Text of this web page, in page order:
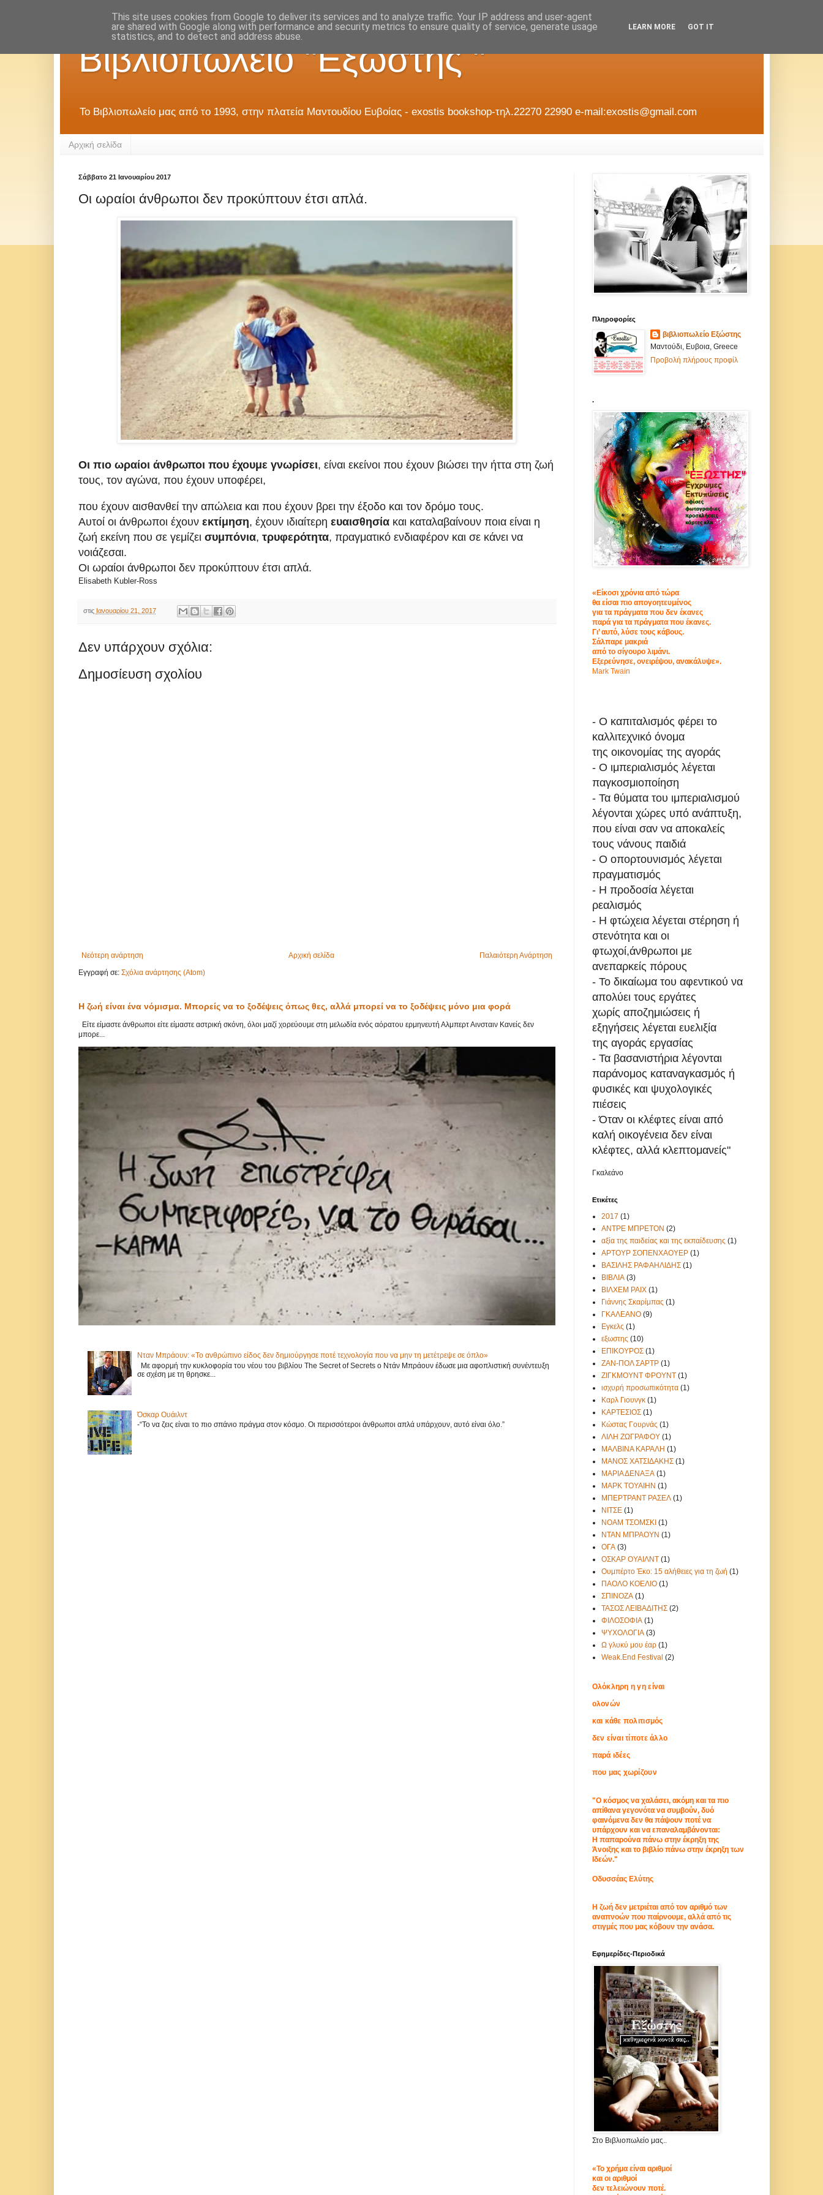
Βιβλιοπωλείο "Εξώστης "
Το Βιβλιοπωλείο μας από το 1993, στην πλατεία Μαντουδίου Ευβοίας - exostis bookshop-τηλ.22270 22990 e-mail:exostis@gmail.com
Αρχική σελίδα
Σάββατο 21 Ιανουαρίου 2017
Οι ωραίοι άνθρωποι δεν προκύπτουν έτσι απλά.
Οι πιο ωραίοι άνθρωποι που έχουμε γνωρίσει, είναι εκείνοι που έχουν βιώσει την ήττα στη ζωή
τους, τον αγώνα, που έχουν υποφέρει,
που έχουν αισθανθεί την απώλεια και που έχουν βρει την έξοδο και τον δρόμο τους.
Αυτοί οι άνθρωποι έχουν εκτίμηση, έχουν ιδιαίτερη ευαισθησίακαι καταλαβαίνουν ποια είναι η
ζωή εκείνη που σε γεμίζει συμπόνια, τρυφερότητα, πραγματικό ενδιαφέρον και σε κάνει να
νοιάζεσαι.
Οι ωραίοι άνθρωποι δεν προκύπτουν έτσι απλά.
Elisabeth Kubler-Ross
στις Ιανουαρίου 21, 2017
Δεν υπάρχουν σχόλια:
Δημοσίευση σχολίου
Νεότερη ανάρτηση Παλαιότερη Ανάρτηση
Αρχική σελίδα
Εγγραφή σε: Σχόλια ανάρτησης (Atom)
Η ζωή είναι ένα νόμισμα. Μπορείς να το ξοδέψεις όπως θες, αλλά μπορεί να το ξοδέψεις μόνο μια φορά
Είτε είμαστε άνθρωποι είτε είμαστε αστρική σκόνη, όλοι μαζί χορεύουμε στη μελωδία ενός αόρατου ερμηνευτή Αλμπερτ Αινσταιν Κανείς δεν
μπορε...
Νταν Μπράουν: «Το ανθρώπινο είδος δεν δημιούργησε ποτέ τεχνολογία που να μην τη μετέτρεψε σε όπλο»
Με αφορμή την κυκλοφορία του νέου του βιβλίου The Secret of Secrets ο Ντάν Μπράουν έδωσε μια αφοπλιστική συνέντευξη
σε σχέση με τη θρησκε...
Όσκαρ Ουάιλντ
-“Το να ζεις είναι το πιο σπάνιο πράγμα στον κόσμο. Οι περισσότεροι άνθρωποι απλά υπάρχουν, αυτό είναι όλο.”
Πληροφορίες
βιβλιοπωλείο Εξώστης
Μαντούδι, Ευβοια, Greece
Προβολή πλήρους προφίλ
.
«Είκοσι χρόνια από τώρα
θα είσαι πιο απογοητευμένος
για τα πράγματα που δεν έκανες
παρά για τα πράγματα που έκανες.
Γι’ αυτό, λύσε τους κάβους.
Σάλπαρε μακριά
από το σίγουρο λιμάνι.
Εξερεύνησε, ονειρέψου, ανακάλυψε».
Mark Twain
- Ο καπιταλισμός φέρει το
καλλιτεχνικό όνομα
της οικονομίας της αγοράς
- Ο ιμπεριαλισμός λέγεται
παγκοσμιοποίηση
- Τα θύματα του ιμπεριαλισμού
λέγονται χώρες υπό ανάπτυξη,
που είναι σαν να αποκαλείς
τους νάνους παιδιά
- Ο οπορτουνισμός λέγεται
πραγματισμός
- Η προδοσία λέγεται
ρεαλισμός
- Η φτώχεια λέγεται στέρηση ή
στενότητα και οι
φτωχοί,άνθρωποι με
ανεπαρκείς πόρους
- Το δικαίωμα του αφεντικού να
απολύει τους εργάτες
χωρίς αποζημιώσεις ή
εξηγήσεις λέγεται ευελιξία
της αγοράς εργασίας
- Τα βασανιστήρια λέγονται
παράνομος καταναγκασμός ή
φυσικές και ψυχολογικές
πιέσεις
- Όταν οι κλέφτες είναι από
καλή οικογένεια δεν είναι
κλέφτες, αλλά κλεπτομανείς"
Γκαλεάνο
Ετικέτες
2017 (1)
ΑΝΤΡΕ ΜΠΡΕΤΟΝ (2)
αξία της παιδείας και της εκπαίδευσης (1)
ΑΡΤΟΥΡ ΣΟΠΕΝΧΑΟΥΕΡ (1)
ΒΑΣΙΛΗΣ ΡΑΦΑΗΛΙΔΗΣ (1)
ΒΙΒΛΙΑ (3)
ΒΙΛΧΕΜ ΡΑΙΧ (1)
Γιάννης Σκαρίμπας (1)
ΓΚΑΛΕΑΝΟ (9)
Εγκελς (1)
εξωστης (10)
ΕΠΙΚΟΥΡΟΣ (1)
ΖΑΝ-ΠΟΛ ΣΑΡΤΡ (1)
ΖΙΓΚΜΟΥΝΤ ΦΡΟΥΝΤ (1)
ισχυρή προσωπικότητα (1)
Καρλ Γιουνγκ (1)
ΚΑΡΤΕΣΙΟΣ (1)
Κώστας Γουρνάς (1)
ΛΙΛΗ ΖΩΓΡΑΦΟΥ (1)
ΜΑΛΒΙΝΑ ΚΑΡΑΛΗ (1)
ΜΑΝΟΣ ΧΑΤΣΙΔΑΚΗΣ (1)
ΜΑΡΙΑ ΔΕΝΑΞΑ (1)
ΜΑΡΚ ΤΟΥΑΙΗΝ (1)
ΜΠΕΡΤΡΑΝΤ ΡΑΣΕΛ (1)
ΝΙΤΣΕ (1)
ΝΟΑΜ ΤΣΟΜΣΚΙ (1)
ΝΤΑΝ ΜΠΡΑΟΥΝ (1)
ΟΓΑ (3)
ΟΣΚΑΡ ΟΥΑΙΛΝΤ (1)
Ουμπέρτο Έκο: 15 αλήθειες για τη ζωή (1)
ΠΑΟΛΟ ΚΟΕΛΙΟ (1)
ΣΠΙΝΟΖΑ (1)
ΤΑΣΟΣ ΛΕΙΒΑΔΙΤΗΣ (2)
ΦΙΛΟΣΟΦΙΑ (1)
ΨΥΧΟΛΟΓΙΑ (3)
Ω γλυκύ μου έαρ (1)
Weak.End Festival (2)
Ολόκληρη η γη είναι
ολονών
και κάθε πολιτισμός
δεν είναι τίποτε άλλο
παρά ιδέες
που μας χωρίζουν
"Ο κόσμος να χαλάσει, ακόμη και τα πιο
απίθανα γεγονότα να συμβούν, δυό
φαινόμενα δεν θα πάψουν ποτέ να
υπάρχουν και να επαναλαμβάνονται:
Η παπαρούνα πάνω στην έκρηξη της
Άνοιξης και το βιβλίο πάνω στην έκρηξη των
Ιδεών."
Οδυσσέας Ελύτης
Η ζωή δεν μετριέται από τον αριθμό των
αναπνοών που παίρνουμε, αλλά από τις
στιγμές που μας κόβουν την ανάσα.
Εφημερίδες-Περιοδικά
Στο Βιβλιοπωλείο μας..
«Το χρήμα είναι αριθμοί
και οι αριθμοί
δεν τελειώνουν ποτέ.
This site uses cookies from Google to deliver its services and to analyze traffic. Your IP address and user-agent
are shared with Google along with performance and security metrics to ensure quality of service, generate usage
statistics, and to detect and address abuse.
LEARN MORE GOT IT